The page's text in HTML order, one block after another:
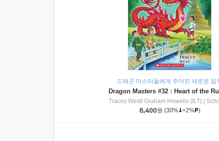
드래곤 마스터들에게 주어진 새로운 임
Tracey West/ Graham Howells (ILT)
8,400원 (30% +2% )